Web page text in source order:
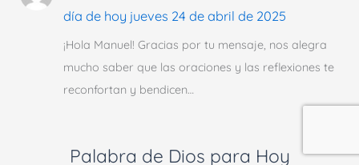
día de hoy jueves 24 de abril de 2025
¡Hola Manuel! Gracias por tu mensaje, nos alegra
mucho saber que las oraciones y las reflexiones te
reconfortan y bendicen…
Palabra de Dios para Hoy